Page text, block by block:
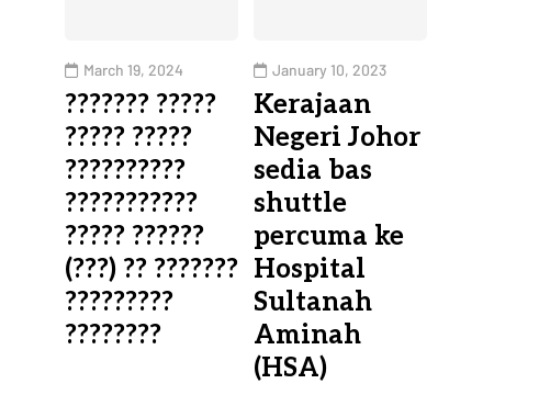
March 19, 2024
??????? ?????
????? ?????
??????????
???????????
????? ??????
(???) ?? ???????
?????????
????????
January 10, 2023
Kerajaan
Negeri Johor
sedia bas
shuttle
percuma ke
Hospital
Sultanah
Aminah
(HSA)